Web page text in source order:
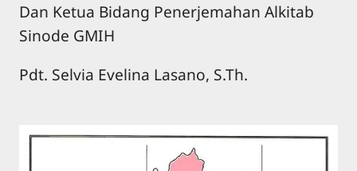
Dan Ketua Bidang Penerjemahan Alkitab
Sinode GMIH
Pdt. Selvia Evelina Lasano, S.Th.